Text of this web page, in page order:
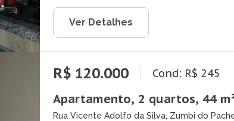
Ver Detalhes
R$ 120.000 Cond: R$ 245
Apartamento, 2 quartos, 44
Rua Vicente Adolfo da Silva, Zumbi do